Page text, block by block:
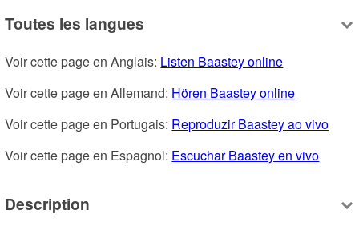
Toutes les langues
Voir cette page en Anglais: Listen Baastey online
Voir cette page en Allemand: Hören Baastey online
Voir cette page en Portugais: Reproduzir Baastey ao vivo
Voir cette page en Espagnol: Escuchar Baastey en vivo
Description